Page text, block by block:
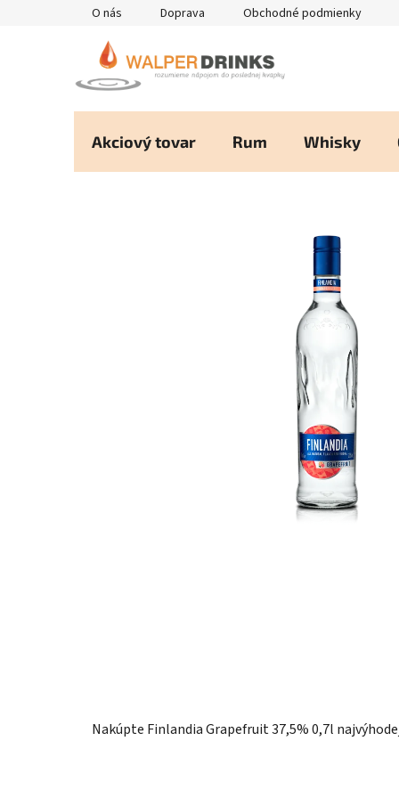
O nás Doprava Obchodné podmienky
Akciový tovar Rum Whisky
Nakúpte Finlandia Grapefruit 37,5% 0,7l